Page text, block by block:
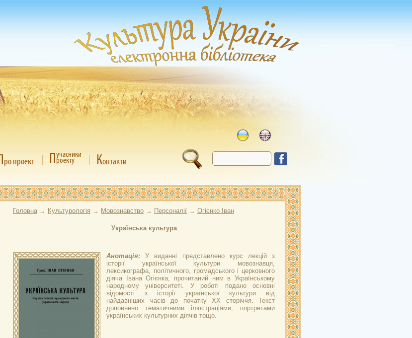
ро проект Пучасники
роекту Контакти
Головна → Культурологія → Мовознавство → Персоналії → Огієнко Іван
Українська культура
Анотація:У виданні представлено курс лекцій з
історії української культури мовознавця,
лексикографа, політичного, громадського і церковного
діяча Івана Огієнка, прочитаний ним в Українському
народному університеті. У роботі подано основні
відомості з історії української культури від
найдавніших часів до початку ХХ сторіччя. Текст
доповнено тематичними ілюстраціями, портретами
українських культурних діячів тощо.